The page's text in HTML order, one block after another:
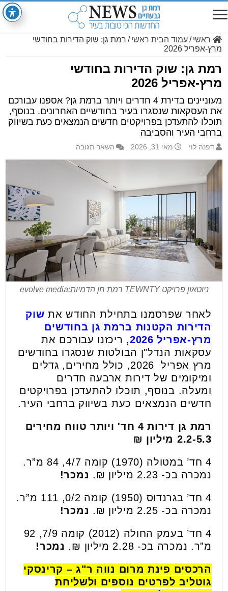
ראשי /עמוד הבית ראשי / רמת גן: שוק הדירות בחודשי
מרץ-אפריל 2026
רמת גן: שוק הדירות בחודשי
מרץ-אפריל 2026
מעוניינים בדירת 4 חדרים ויותר ברמת גן? אספנו עבורכם
את העסקאות שנסגרו בעיר בחודשיים האחרונים. בנוסף,
תוכלו להתעדכן בפרויקטים חדשים הנמצאים כעת בשיווק
ברחבי העיר והסביבה
דפנה לוי מאי 31, 2026 השאר תגובה
ניוטאון פרויקט TEWNTY רמת חן הדמיות:evolve media
לאחר שפרסמנו בתחילת החודש את שוק
הדירות הקטנות ברמת גן בחודשים
מרץ-אפריל 2026
, ריכזנו עבורכם את
עסקאות הנדל"ן הבולטות שנסגרו בחודשים
מרץ אפריל 2026, כולל מחירים, גדלים
ומיקומים של דירות ארבעה חדרים
ומעלה. בנוסף, תוכלו להתעדכן בפרויקטים
חדשים הנמצאים כעת בשיווק ברחבי העיר.
רמת גן דירות 4 חד' ויותר טווח מחירים
2.2-5.3 מיליון ₪
4 חד’ במטולה (1970) קומה 4/7, 84 מ”ר.
נמכרה בכ- 2.23 מיליון ₪.
נמכר!
4 חד’ בגרנדוס (1950) קומה 0/2, 111 מ”ר.
נמכרה בכ- 2.25 מיליון ₪.
נמכר!
4 חד’ בעמק החולה (2012) קומה 7/9, 92
מ”ר. נמכרה בכ- 2.28 מיליון ₪.
נמכר!
הרכסים פינת מרום נווה ר"ג – קרינסקי
גוטליב לפרטים נוספים ולשליחת